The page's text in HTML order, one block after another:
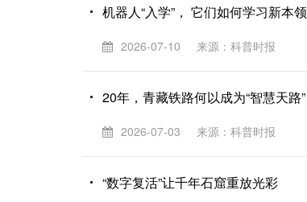
机器人“入学”， 它们如何学习新本领
2026-07-10 来源：科普时报
20年，青藏铁路何以成为“智慧天路”
2026-07-03 来源：科普时报
“数字复活”让千年石窟重放光彩